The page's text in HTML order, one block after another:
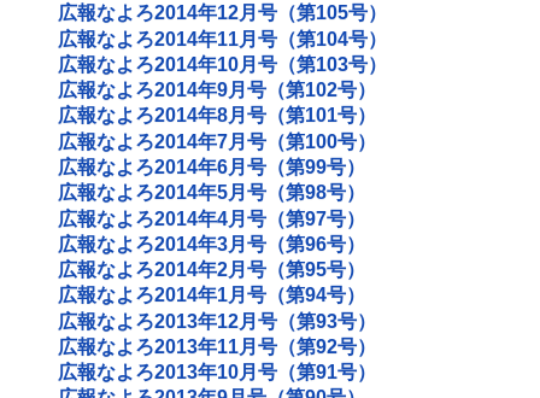
広報なよろ2014年12月号（第105号）
広報なよろ2014年11月号（第104号）
広報なよろ2014年10月号（第103号）
広報なよろ2014年9月号（第102号）
広報なよろ2014年8月号（第101号）
広報なよろ2014年7月号（第100号）
広報なよろ2014年6月号（第99号）
広報なよろ2014年5月号（第98号）
広報なよろ2014年4月号（第97号）
広報なよろ2014年3月号（第96号）
広報なよろ2014年2月号（第95号）
広報なよろ2014年1月号（第94号）
広報なよろ2013年12月号（第93号）
広報なよろ2013年11月号（第92号）
広報なよろ2013年10月号（第91号）